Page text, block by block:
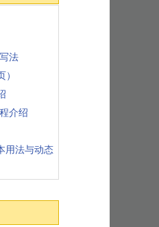
法
介绍
用法与动态